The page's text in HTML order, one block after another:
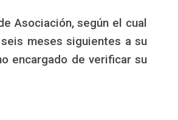
Asociación, según el cual
meses siguientes a su
encargado de verificar su